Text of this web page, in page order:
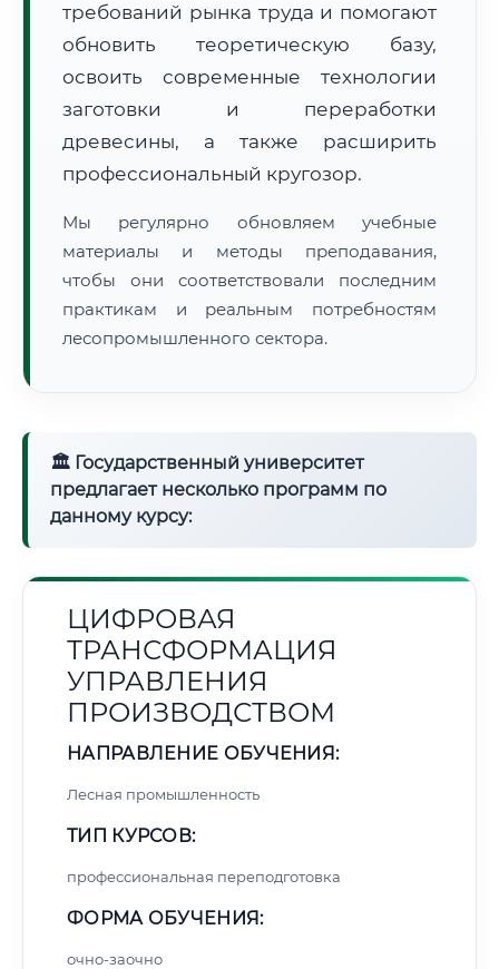
📜 Документы и аккредитация ФИС ФРДО
требований рынка труда и помогают
обновить теоретическую базу,
освоить современные технологии
заготовки и переработки
древесины, а также расширить
профессиональный кругозор.
Мы регулярно обновляем учебные
материалы и методы преподавания,
чтобы они соответствовали последним
практикам и реальным потребностям
лесопромышленного сектора.
🏛 Государственный университет
предлагает несколько программ по
данному курсу:
ЦИФРОВАЯ
ТРАНСФОРМАЦИЯ
УПРАВЛЕНИЯ
ПРОИЗВОДСТВОМ
НАПРАВЛЕНИЕ ОБУЧЕНИЯ:
Лесная промышленность
ТИП КУРСОВ:
профессиональная переподготовка
ФОРМА ОБУЧЕНИЯ:
очно-заочно